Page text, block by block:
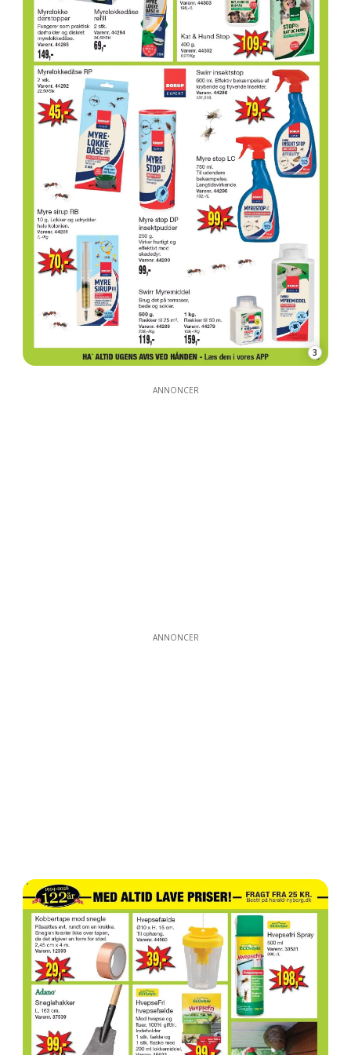
3
ANNONCER
ANNONCER